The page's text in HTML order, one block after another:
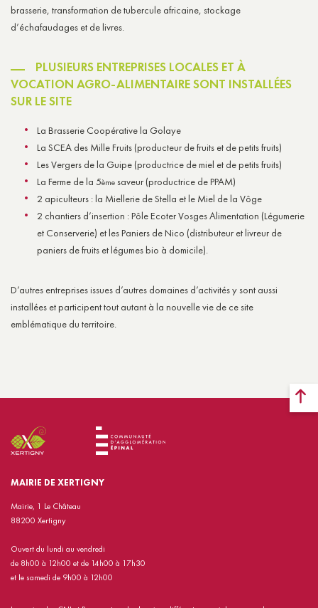
brasserie, transformation de tubercule africaine, stockage
d’échafaudages et de livres.
PLUSIEURS ENTREPRISES LOCALES ET À
VOCATION AGRO-ALIMENTAIRE SONT INSTALLÉES
SUR LE SITE
La Brasserie Coopérative la Golaye
La SCEA des Mille Fruits (producteur de fruits et de petits fruits)
Les Vergers de la Guipe (productrice de miel et de petits fruits)
La Ferme de la 5èmesaveur (productrice de PPAM)
2 apiculteurs : la Miellerie de Stella et le Miel de la Vôge
2 chantiers d’insertion : Pôle Ecoter Vosges Alimentation (Légumerie
et Conserverie) et les Paniers de Nico (distributeur et livreur de
paniers de fruits et légumes bio à domicile).
D’autres entreprises issues d’autres domaines d’activités y sont aussi
installées et participent tout autant à la nouvelle vie de ce site
emblématique du territoire.
MAIRIE DE XERTIGNY
Mairie, 1 Le Château
88200 Xertigny
Ouvert du lundi au vendredi
de 8h00 à 12h00 et de 14h00 à 17h30
et le samedi de 9h00 à 12h00